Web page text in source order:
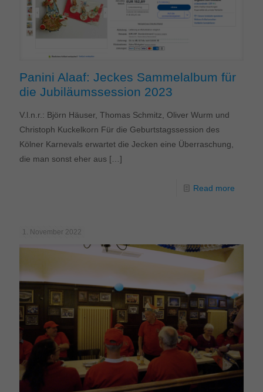
Panini Alaaf: Jeckes Sammelalbum für
die Jubiläumssession 2023
V.l.n.r.: Björn Häuser, Thomas Schmitz, Oliver Wurm und
Christoph Kuckelkorn Für die Geburtstagssession des
Kölner Karnevals erwartet die Jecken eine Überraschung,
die man sonst eher aus […]
Read more
1. November 2022